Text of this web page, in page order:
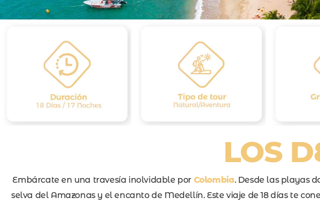
Gran aventura
18 días Travesía por
La Guajira, Santa Marta, Tayrona, Medellín,
Cotizar
LOS
Embárcate en una travesía inolvidable por Colombia. Desde las playas
selva del Amazonas y el encanto de Medellín. Este viaje de 18 días te